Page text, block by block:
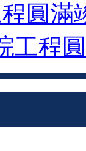
圓滿
工程